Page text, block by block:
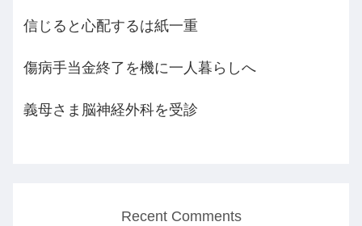
信じると心配するは紙一重
傷病手当金終了を機に一人暮らしへ
義母さま脳神経外科を受診
Recent Comments